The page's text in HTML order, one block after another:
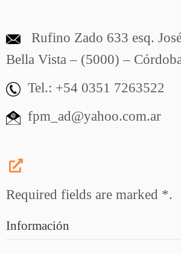
Rufino Zado 633 esq.
Bella Vista – (5000) –
Tel.: +54 0351 7263522
fpm_ad@yahoo.com.ar
Required fields are marked *.
Información